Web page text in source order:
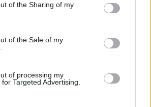
or usage behaviour. You may click to
to Google and its third-party tags to
specified purposes in below Google
of the Sharing of my
of the Sale of my
of processing my
Targeted Advertising.